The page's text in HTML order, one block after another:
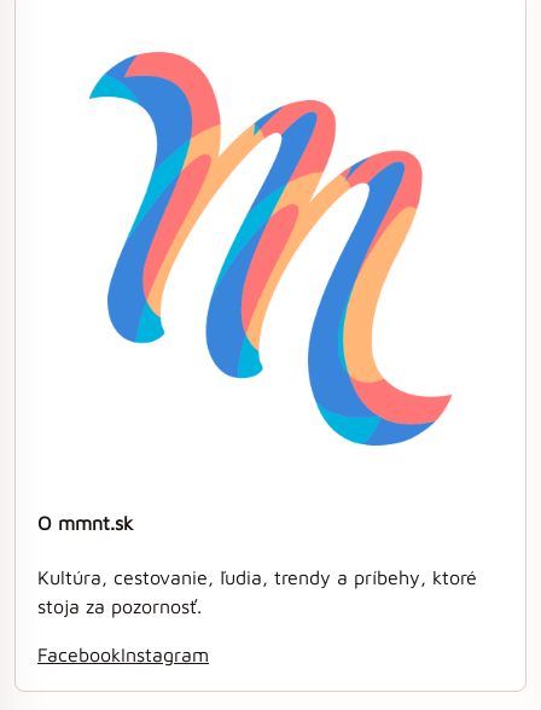
O mmnt.sk
Kultúra, cestovanie, ľudia, trendy a príbehy, ktoré
stoja za pozornosť.
FacebookInstagram